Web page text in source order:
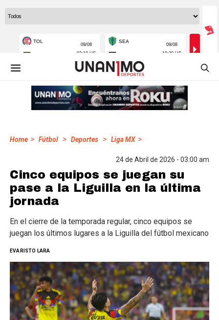
Home > Fútbol > Deportes > Liga MX >
24 de Abril de 2026 - 03:00 am
Cinco equipos se juegan su
pase a la Liguilla en la última
jornada
En el cierre de la temporada regular, cinco equipos se
juegan los últimos lugares a la Liguilla del fútbol mexicano
EVARISTO LARA